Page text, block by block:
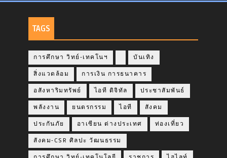
TAGS
การศึกษา วิทย์-เทคโนฯ บันเทิง
สิ่งแวดล้อม การเงิน การธนาคาร
อสังหาริมทรัพย์ ไอที ดิจิทัล ประชาสัมพันธ์
พลังงาน ยนตรกรรม ไอที สังคม
ประกันภัย อาเซียน ต่างประเทศ ท่องเที่ยว
สังคม-CSR ศิลปะ วัฒนธรรม